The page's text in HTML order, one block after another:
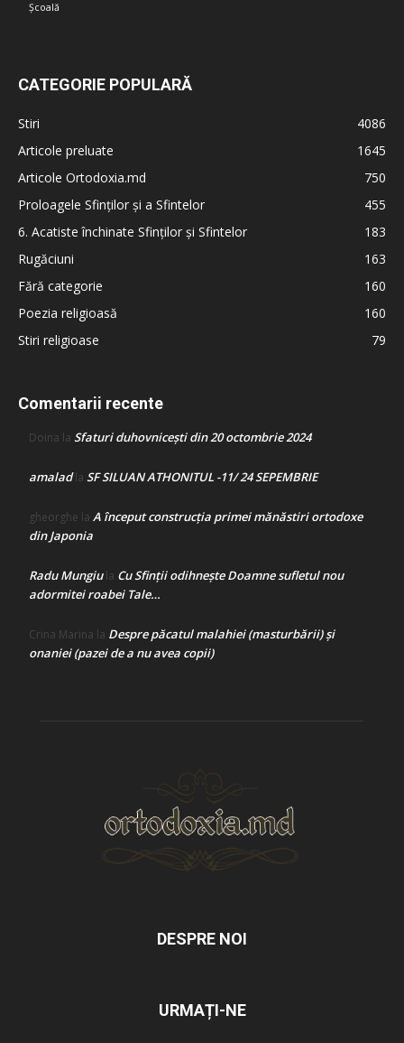
Școală
CATEGORIE POPULARĂ
Stiri
4086
Articole preluate
1645
Articole Ortodoxia.md
750
Proloagele Sfinților și a Sfintelor
455
6. Acatiste închinate Sfinților și Sfintelor
183
Rugăciuni
163
Fără categorie
160
Poezia religioasă
160
Stiri religioase
79
Comentarii recente
Doina la Sfaturi duhovnicești din 20 octombrie 2024
amaladla SF SILUAN ATHONITUL -11/ 24 SEPEMBRIE
gheorghe la A început construcţia primei mănăstiri ortodoxe
din Japonia
Radu Mungiula Cu Sfinții odihnește Doamne sufletul nou
adormitei roabei Tale…
Crina Marina la Despre păcatul malahiei (masturbării) şi
onaniei (pazei de a nu avea copii)
DESPRE NOI
URMAȚI-NE